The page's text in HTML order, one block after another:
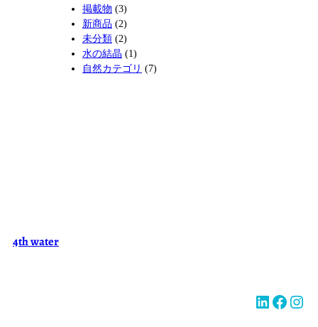
掲載物 (3)
新商品 (2)
未分類 (2)
水の結晶 (1)
自然カテゴリ (7)
4th water
LinkedIn Facebook Instagram